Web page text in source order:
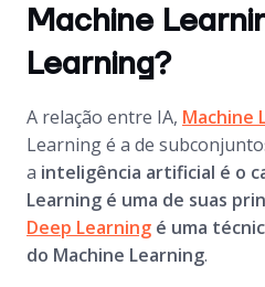
Machine
Learning?
A relação entre IA, Machine
Learning é a de
a inteligência artificial é o
Learning é uma de suas
Deep Learning é uma
do Machine Learning.